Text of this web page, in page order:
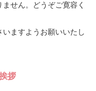
せん。どうぞご寛容く
ますようお願いいたし
拶